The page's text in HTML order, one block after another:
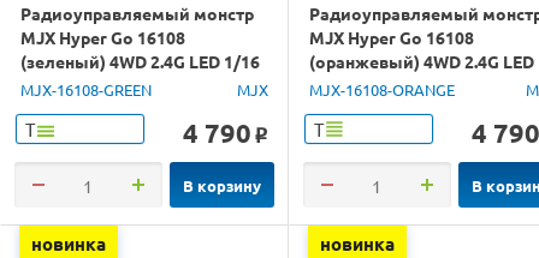
Радиоуправляемый монстр
MJX Hyper Go 16108
(зеленый) 4WD 2.4G LED 1/16
RTR
MJX-16108-GREEN MJX
Т 4 790 o
В корзину
Радиоуправляемый
MJX Hyper Go 16108
(оранжевый) 4WD 2.4G LED
1/16 RTR
MJX-16108-ORANGE
Т 4 790
В
новинка новинка